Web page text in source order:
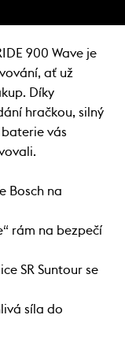
900 Wave je
ať už
Díky
hračkou, silný
vás
Bosch na
rám na bezpečí
SR Suntour se
síla do